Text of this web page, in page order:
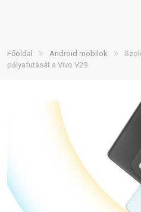
Főoldal » Android mobilok »
pályafutását a Vivo V29